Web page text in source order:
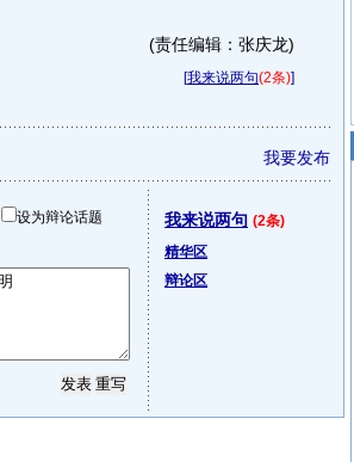
(责任编辑：张庆龙)
[我来说两句(2条)]
我要发布
设为辩论话题 我来说两句 (2条)
精华区
辩论区